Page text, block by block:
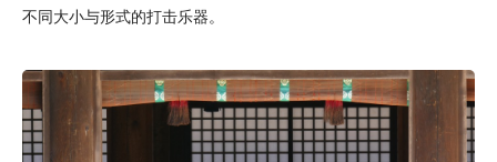
不同大小与形式的打击乐器。